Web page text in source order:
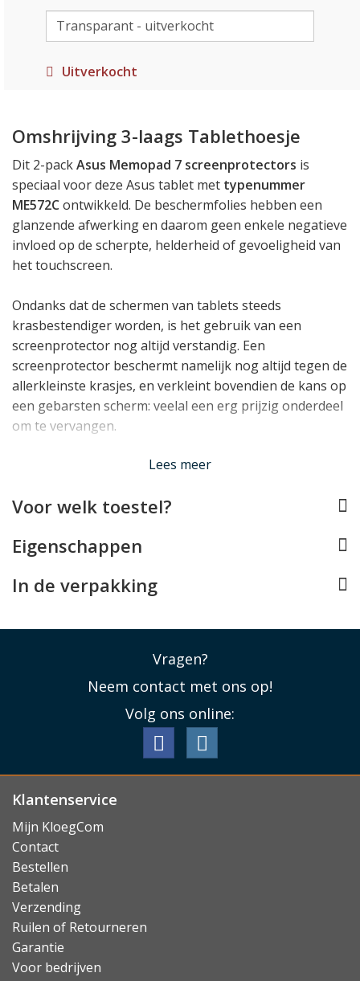
Uitverkocht
Omshrijving 3-laags Tablethoesje
Dit 2-packAsus Memopad 7 screenprotectors is
speciaal voor deze Asus tablet met typenummer
ME572Contwikkeld. De beschermfolies hebben een
glanzende afwerking en daarom geen enkele negatieve
invloed op de scherpte, helderheid of gevoeligheid van
het touchscreen.
Ondanks dat de schermen van tablets steeds
krasbestendiger worden, is het gebruik van een
screenprotector nog altijd verstandig. Een
screenprotector beschermt namelijk nog altijd tegen de
allerkleinste krasjes, en verkleint bovendien de kans op
een gebarsten scherm: veelal een erg prijzig onderdeel
om te vervangen.
Lees minder
Lees meer
Voor welk toestel?
Eigenschappen
In de verpakking
Vragen?
Neem contact met ons op!
Volg ons online:
Klantenservice
Mijn KloegCom
Contact
Bestellen
Betalen
Verzending
Ruilen of Retourneren
Garantie
Voor bedrijven